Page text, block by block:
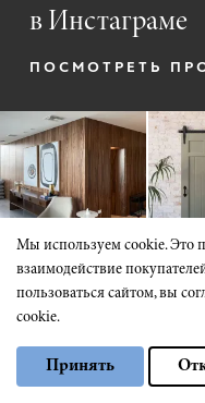
в Инстаграме
ПОСМОТРЕТЬ
КАТАЛОГ
Входные двери
Мы используем cookie. Это
взаимодействие
пользоваться сайтом, вы
cookie.
Минимальные
Принять